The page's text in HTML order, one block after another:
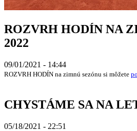
ROZVRH HODÍN NA
2022
09/01/2021 - 14:44
ROZVRH HODÍN na zimnú sezónu si môžete
CHYSTÁME SA NA
05/18/2021 - 22:51